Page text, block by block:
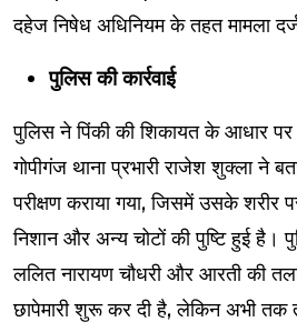
दहेज निषेध अधिनियम के तहत मामला
पुलिस की कार्रवाई
पुलिस ने पिंकी की शिकायत के आधार पर
गोपीगंज थाना प्रभारी राजेश शुक्ला ने
परीक्षण कराया गया, जिसमें उसके
निशान और अन्य चोटों की पुष्टि हुई है।
ललित नारायण चौधरी और आरती की
छापेमारी शुरू कर दी है, लेकिन अभी तक